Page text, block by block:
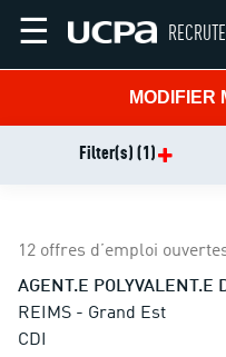
☰ RECRUTE
MODIFIER
Filter(s) (1)
12 offres d’emploi
AGENT.E POLYVALENT.E
REIMS - Grand Est
CDI